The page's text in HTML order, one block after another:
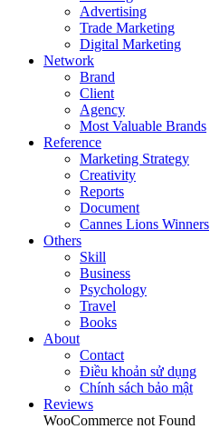
Advertising
Trade Marketing
Digital Marketing
Network
Brand
Client
Agency
Most Valuable Brands
Reference
Marketing Strategy
Creativity
Reports
Document
Cannes Lions Winners
Others
Skill
Business
Psychology
Travel
Books
About
Contact
Điều khoản sử dụng
Chính sách bảo mật
Reviews
WooCommerce not Found